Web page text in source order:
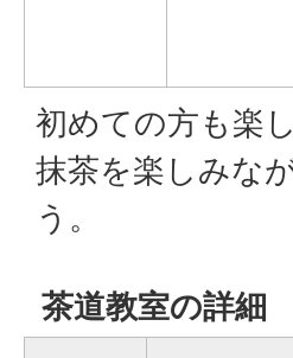
初めての方も楽
抹茶を楽しみな
う。
茶道教室の詳細